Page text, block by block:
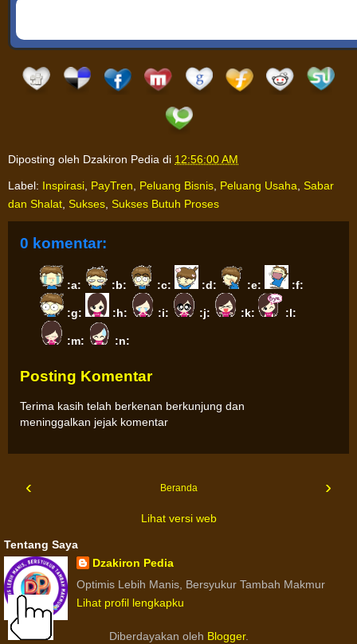
Diposting oleh Dzakiron Pedia di 12:56:00 AM
Label: Inspirasi PayTren Peluang Bisnis Peluang Usaha Sabar
dan Shalat Sukses Sukses Butuh Proses
0 komentar:
:a: :b: :c: :d: :e: :f:
:g: :h: :i: :j: :k: :l:
:m: :n:
Posting Komentar
Terima kasih telah berkenan berkunjung dan
meninggalkan jejak komentar
‹ ›
Beranda
Lihat versi web
Tentang Saya
Dzakiron Pedia
Optimis Lebih Manis, Bersyukur Tambah Makmur
Lihat profil lengkapku
Diberdayakan oleh Blogger.